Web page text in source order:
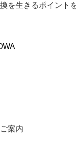
を生きるポイント
案内